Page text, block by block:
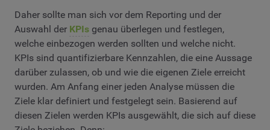
Daher sollte man sich vor dem Reporting und der
Auswahl der KPIs genau überlegen und festlegen,
welche einbezogen werden sollten und welche nicht.
KPIs sind quantifizierbare Kennzahlen, die eine Aussage
darüber zulassen, ob und wie die eigenen Ziele erreicht
wurden. Am Anfang einer jeden Analyse müssen die
Ziele klar definiert und festgelegt sein. Basierend auf
diesen Zielen werden KPIs ausgewählt, die sich auf diese